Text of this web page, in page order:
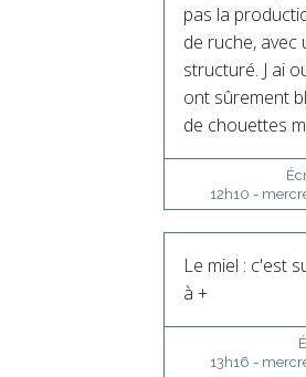
pas la
de ruche, avec
structuré. J ai
ont sûrement
de chouettes
12h10 -
Le miel : c'est
à +
13h16 -